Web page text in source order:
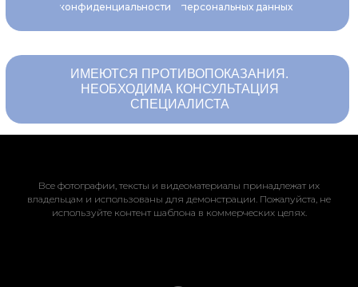
конфиденциальности
персональных данных
ИМЕЮТСЯ ПРОТИВОПОКАЗАНИЯ.
НЕОБХОДИМА КОНСУЛЬТАЦИЯ
СПЕЦИАЛИСТА
Все фотографии, тексты и видеоматериалы принадлежат их
владельцам и использованы для демонстрации. Пожалуйста, не
используйте контент шаблона в коммерческих целях.